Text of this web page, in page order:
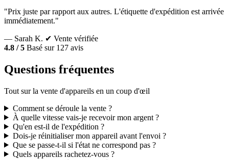
"Prix juste par rapport aux autres. L'étiquette d'expédition est arrivée
immédiatement."
— Sarah K. ✔ Vente vérifiée
4.8 / 5 Basé sur 127 avis
Questions fréquentes
Tout sur la vente d'appareils en un coup d'œil
Comment se déroule la vente ?
À quelle vitesse vais-je recevoir mon argent ?
Qu'en est-il de l'expédition ?
Dois-je réinitialiser mon appareil avant l'envoi ?
Que se passe-t-il si l'état ne correspond pas ?
Quels appareils rachetez-vous ?